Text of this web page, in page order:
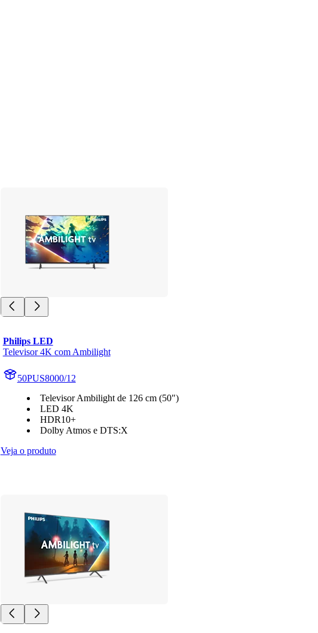
Philips LED
Televisor 4K com Ambilight
50PUS8000/12
Televisor Ambilight de 126 cm (50")
LED 4K
HDR10+
Dolby Atmos e DTS:X
Veja o produto